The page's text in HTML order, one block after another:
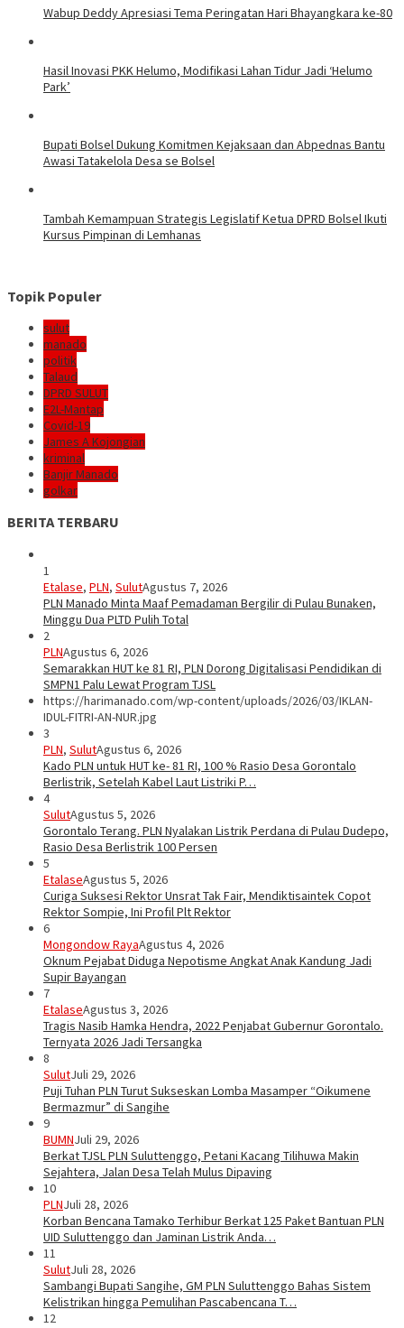
Wabup Deddy Apresiasi Tema Peringatan Hari Bhayangkara ke-80
Hasil Inovasi PKK Helumo, Modifikasi Lahan Tidur Jadi ‘Helumo
Park’
Bupati Bolsel Dukung Komitmen Kejaksaan dan Abpednas Bantu
Awasi Tatakelola Desa se Bolsel
Tambah Kemampuan Strategis Legislatif Ketua DPRD Bolsel Ikuti
Kursus Pimpinan di Lemhanas
Topik Populer
sulut
manado
politik
Talaud
DPRD SULUT
E2L-Mantap
Covid-19
James A Kojongian
kriminal
Banjir Manado
golkar
BERITA TERBARU
1
Etalase, PLN, SulutAgustus 7, 2026
PLN Manado Minta Maaf Pemadaman Bergilir di Pulau Bunaken,
Minggu Dua PLTD Pulih Total
2
PLNAgustus 6, 2026
Semarakkan HUT ke 81 RI, PLN Dorong Digitalisasi Pendidikan di
SMPN1 Palu Lewat Program TJSL
https://harimanado.com/wp-content/uploads/2026/03/IKLAN-
IDUL-FITRI-AN-NUR.jpg
3
PLN, SulutAgustus 6, 2026
Kado PLN untuk HUT ke- 81 RI, 100 % Rasio Desa Gorontalo
Berlistrik, Setelah Kabel Laut Listriki P…
4
SulutAgustus 5, 2026
Gorontalo Terang. PLN Nyalakan Listrik Perdana di Pulau Dudepo,
Rasio Desa Berlistrik 100 Persen
5
EtalaseAgustus 5, 2026
Curiga Suksesi Rektor Unsrat Tak Fair, Mendiktisaintek Copot
Rektor Sompie, Ini Profil Plt Rektor
6
Mongondow RayaAgustus 4, 2026
Oknum Pejabat Diduga Nepotisme Angkat Anak Kandung Jadi
Supir Bayangan
7
EtalaseAgustus 3, 2026
Tragis Nasib Hamka Hendra, 2022 Penjabat Gubernur Gorontalo.
Ternyata 2026 Jadi Tersangka
8
SulutJuli 29, 2026
Puji Tuhan PLN Turut Sukseskan Lomba Masamper “Oikumene
Bermazmur” di Sangihe
9
BUMNJuli 29, 2026
Berkat TJSL PLN Suluttenggo, Petani Kacang Tilihuwa Makin
Sejahtera, Jalan Desa Telah Mulus Dipaving
10
PLNJuli 28, 2026
Korban Bencana Tamako Terhibur Berkat 125 Paket Bantuan PLN
UID Suluttenggo dan Jaminan Listrik Anda…
11
SulutJuli 28, 2026
Sambangi Bupati Sangihe, GM PLN Suluttenggo Bahas Sistem
Kelistrikan hingga Pemulihan Pascabencana T…
12